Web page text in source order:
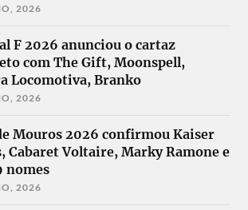
2026
F 2026 anunciou o cartaz
com The Gift, Moonspell,
Locomotiva, Branko
2026
Mouros 2026 confirmou Kaiser
Cabaret Voltaire, Marky Ramone e
nomes
2026